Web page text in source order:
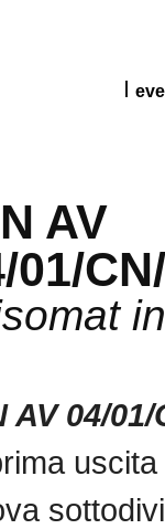
AV
01/
AV 04/